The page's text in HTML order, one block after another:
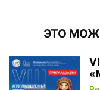
ЭТО